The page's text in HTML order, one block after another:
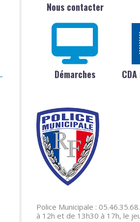
Nous contacter
Démarches
Police Municipale :
à 12h et de 13h30 à 17h, le